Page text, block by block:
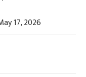
17, 2026